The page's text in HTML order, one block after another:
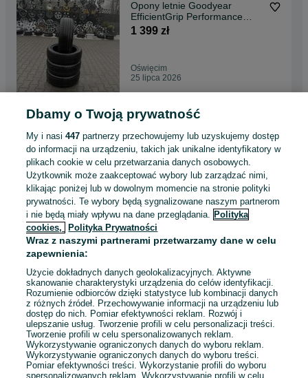
Opony letnie Goodyear
EfficientGrip Performance
215/50/19 z 2022 roku.
1 399 zł
Oświęcim
25 lipca 2026
Felgi aluminiowe Mercedes
19" 5x112 7,5j et32 i 8j et34
Audi Bmw itp.
4 499 zł
Oświęcim
25 lipca 2026
Felgi aluminiowe BBS 18"
5x108 8j et60 Ford Volvo
Oświęcim
25 lipca 2026
1 2 3 ... 26
Dbamy o Twoją prywatność
My i nasi447 partnerzy przechowujemy lub uzyskujemy dostęp
do informacji na urządzeniu, takich jak unikalne identyfikatory w
plikach cookie w celu przetwarzania danych osobowych.
Użytkownik może zaakceptować wybory lub zarządzać nimi,
klikając poniżej lub w dowolnym momencie na stronie polityki
prywatności. Te wybory będą sygnalizowane naszym partnerom
i nie będą miały wpływu na dane przeglądania. Polityka
cookies,
Polityka Prywatności
Wraz z naszymi partnerami przetwarzamy dane w celu
zapewnienia:
Użycie dokładnych danych geolokalizacyjnych. Aktywne
skanowanie charakterystyki urządzenia do celów identyfikacji.
Rozumienie odbiorców dzięki statystyce lub kombinacji danych
z różnych źródeł. Przechowywanie informacji na urządzeniu lub
dostęp do nich. Pomiar efektywności reklam. Rozwój i
ulepszanie usług. Tworzenie profili w celu personalizacji treści.
Tworzenie profili w celu spersonalizowanych reklam.
Wykorzystywanie ograniczonych danych do wyboru reklam.
Wykorzystywanie ograniczonych danych do wyboru treści.
Pomiar efektywności treści. Wykorzystanie profili do wyboru
spersonalizowanych reklam. Wykorzystywanie profili w celu